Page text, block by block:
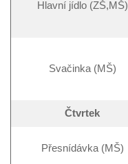
Hlavní jídlo (ZŠ,MŠ)
Svačinka (MŠ)
Čtvrtek
Přesnídávka (MŠ)